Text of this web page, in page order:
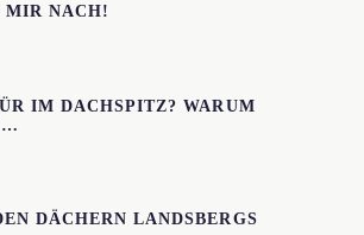
MIR NACH!
IM DACHSPITZ? WARUM
…
DÄCHERN LANDSBERGS